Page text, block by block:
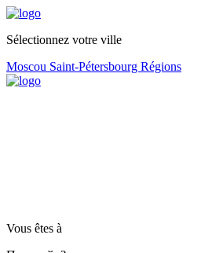
Sélectionnez votre ville
Moscou Saint-Pétersbourg Régions
Vous êtes à